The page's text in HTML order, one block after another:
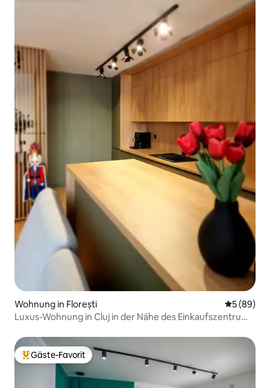
Wohnung in Florești
5 (89)
Luxus-Wohnung in Cluj in der Nähe des Einkaufszentrums
Beliebter Gäste-Favorit.
Gäste-Favorit